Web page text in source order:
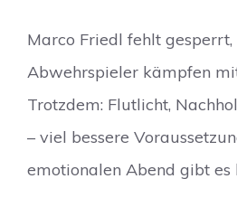
Marco Friedl fehlt
Abwehrspieler kämpfen
Trotzdem: Flutlicht,
– viel bessere
emotionalen Abend gibt es